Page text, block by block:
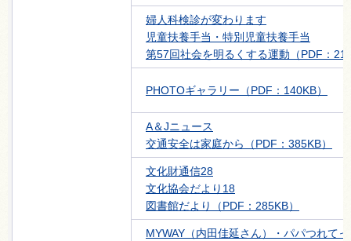
婦人科検診が変わります
児童扶養手当・特別児童扶養手当
第57回社会を明るくする運動（PDF：
PHOTOギャラリー（PDF：140KB）
A＆Jニュース
交通安全は家庭から（PDF：385KB）
文化財通信28
文化協会だより18
図書館だより（PDF：285KB）
MYWAY（内田佳延さん）・パパつれて